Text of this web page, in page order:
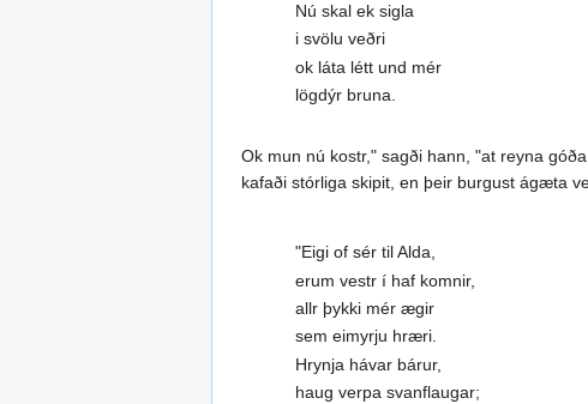
Nú skal ek sigla
i svölu veðri
ok láta létt und mér
lögdýr bruna.
Ok mun nú kostr," sagði hann, "at reyna
kafaði stórliga skipit, en þeir burgust ágæta
"Eigi of sér til Alda,
erum vestr í haf komnir,
allr þykki mér ægir
sem eimyrju hræri.
Hrynja hávar bárur,
haug verpa svanflaugar;